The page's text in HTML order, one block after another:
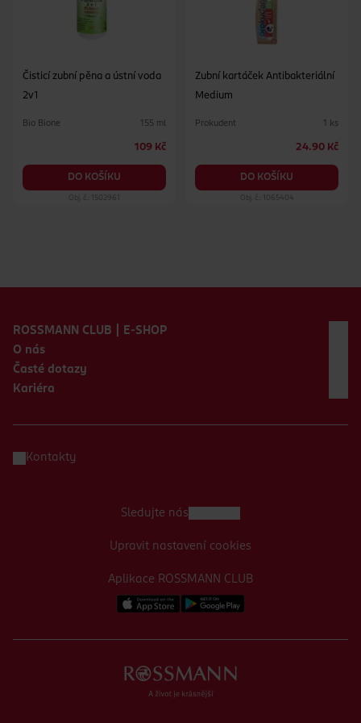
Čisticí zubní pěna a ústní voda
2v1
Bio Bione 155 ml
109 Kč
DO KOŠÍKU
Obj. č.: 1502961
Zubní kartáček Antibakteriální
Medium
Prokudent 1 ks
24.90 Kč
DO KOŠÍKU
Obj. č.: 1065404
ROSSMANN CLUB | E-SHOP
O nás
Časté dotazy
Kariéra
Kontakty
Aplikace ROSSMANN CLUB
Sledujte nás
Upravit nastavení cookies